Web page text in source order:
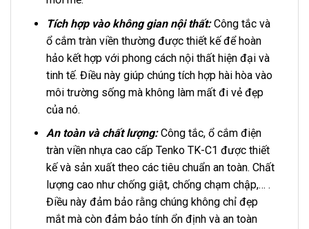
Tích hợp vào không gian nội thất:Công tắc và
ổ cắm tràn viền thường được thiết kế để hoàn
hảo kết hợp với phong cách nội thất hiện đại và
tinh tế. Điều này giúp chúng tích hợp hài hòa vào
môi trường sống mà không làm mất đi vẻ đẹp
của nó.
An toàn và chất lượng: Công tắc, ổ cắm điện
tràn viền nhựa cao cấp Tenko TK-C1 được thiết
kế và sản xuất theo các tiêu chuẩn an toàn. Chất
lượng cao như chống giật, chống chạm chập,… .
Điều này đảm bảo rằng chúng không chỉ đẹp
mắt mà còn đảm bảo tính ổn định và an toàn